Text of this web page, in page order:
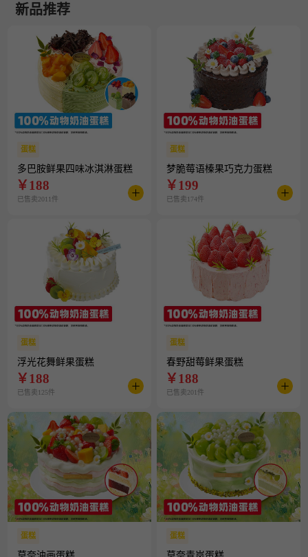
新品推荐
蛋糕
多巴胺鲜果四味冰淇淋蛋糕
￥188
已售卖2011件
蛋糕
梦脆莓语榛果巧克力蛋糕
￥199
已售卖174件
蛋糕
浮光花舞鲜果蛋糕
￥188
已售卖125件
蛋糕
春野甜莓鲜果蛋糕
￥188
已售卖201件
蛋糕 蛋糕